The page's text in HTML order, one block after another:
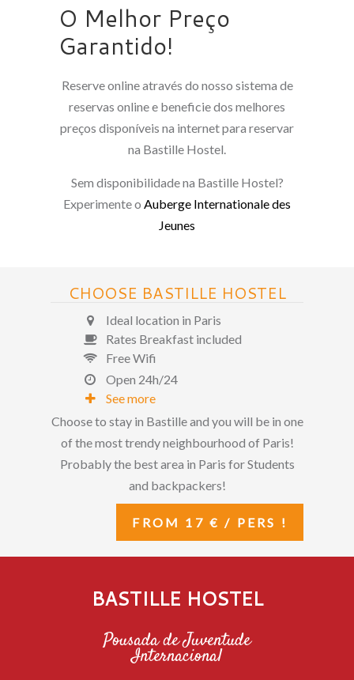
O Melhor Preço
Garantido!
Reserve online através do nosso sistema de
reservas online e beneficie dos melhores
preços disponíveis na internet para reservar
na Bastille Hostel.
Sem disponibilidade na Bastille Hostel?
Experimente o Auberge Internationale des
Jeunes
CHOOSE BASTILLE HOSTEL
Ideal location in Paris
Rates Breakfast included
Free Wifi
Open 24h/24
See more
Choose to stay in Bastille and you will be in one
of the most trendy neighbourhood of Paris!
Probably the best area in Paris for Students
and backpackers!
FROM 17 € / PERS !
BASTILLE HOSTEL
Pousada de Juventude
Internacional